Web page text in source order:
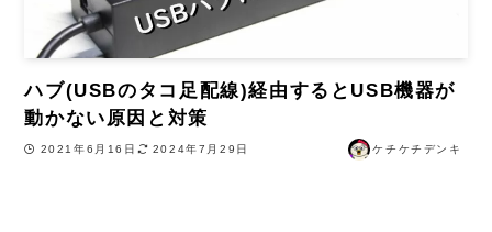
ハブ(USBのタコ足配線)経由するとUSB機器が
動かない原因と対策
2021年6月16日 2024年7月29日 ケチケチデンキ